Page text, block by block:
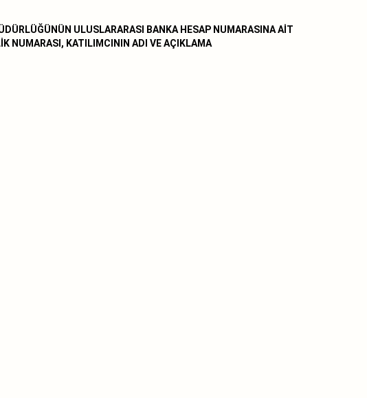
ULUSLARARASI BANKA HESAP NUMARASINA AİT
NUMARASI, KATILIMCININ ADI VE AÇIKLAMA